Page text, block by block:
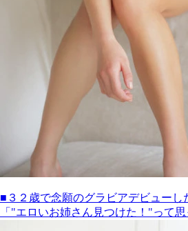
■３２歳で念願のグラビアデビューし
「"エロいお姉さん見つけた！"って思